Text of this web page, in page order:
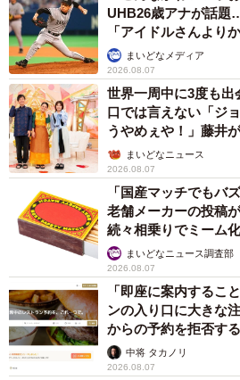
UHB26歳アナが話
「アイドルさんより
か」まいどなメディア
2026.08.07
世界一周中に3度も
口では言えない「ジ
うやめぇや！」藤井
ん】まいどなニュース
2026.08.07
「国産マッチでもバ
老舗メーカーの投稿
続々相乗りでミーム
まいどなニュース調査部
2026.08.07
「即座に案内するこ
ンの入り口に大きな
からの予約を拒否す
中将 タカノリ
2026.08.07